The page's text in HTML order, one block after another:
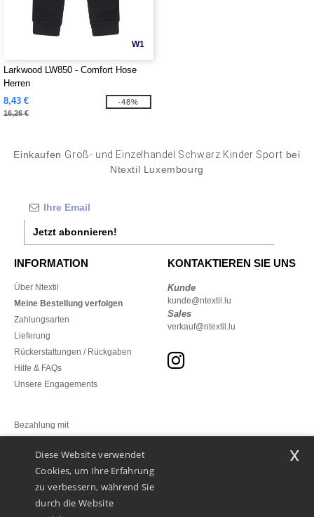
W1
Larkwood LW850 - Comfort Hose
Herren
8,43 €
16,26 €
-48%
Einkaufen Groß- und Einzelhandel Schwarz Kinder Sport bei
Ntextil Luxembourg
Jetzt abonnieren!
INFORMATION
Über Ntextil
Meine Bestellung verfolgen
Zahlungsarten
Lieferung
Rückerstattungen / Rückgaben
Hilfe & FAQs
Unsere Engagements
KONTAKTIEREN SIE UNS
Kunde
kunde@ntextil.lu
Sales
verkauf@ntextil.lu
Bezahlung mit
Unsere Paketzusteller
Diese Website verwendet
Cookies, um Ihre Erfahrung
zu verbessern, während Sie
durch die Website
x